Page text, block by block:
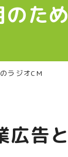
のた
ラジオCM
広告